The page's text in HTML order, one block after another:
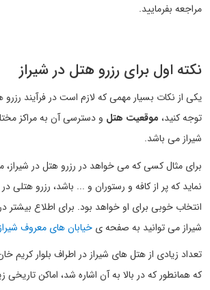
مراجعه بفرمایید.
نکته اول برای رزرو هتل در شیراز
یکی از نکات بسیار مهمی که لازم است در فرآیند رزرو
توجه کنید، موقعیت هتل و دسترسی آن به مراکز
شیراز می باشد.
برای مثال کسی که می خواهد در رزرو هتل در شیراز،
نماید که پر از کافه و رستوران و ... باشد، رزرو هتلی
انتخاب خوبی برای او خواهد بود. برای اطلاع بیشتر
شیراز می توانید به صفحه ی خیابان های معروف شیراز
تعداد زیادی از هتل های شیراز در اطراف بلوار کریم
که همانطور که در بالا به آن اشاره شد، اماکن تاریخی